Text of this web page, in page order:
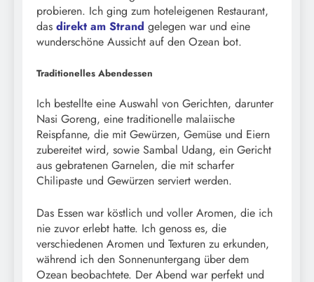
probieren. Ich ging zum hoteleigenen Restaurant,
das direkt am Strand gelegen war und eine
wunderschöne Aussicht auf den Ozean bot.
Traditionelles Abendessen
Ich bestellte eine Auswahl von Gerichten, darunter
Nasi Goreng, eine traditionelle malaiische
Reispfanne, die mit Gewürzen, Gemüse und Eiern
zubereitet wird, sowie Sambal Udang, ein Gericht
aus gebratenen Garnelen, die mit scharfer
Chilipaste und Gewürzen serviert werden.
Das Essen war köstlich und voller Aromen, die ich
nie zuvor erlebt hatte. Ich genoss es, die
verschiedenen Aromen und Texturen zu erkunden,
während ich den Sonnenuntergang über dem
Ozean beobachtete. Der Abend war perfekt und